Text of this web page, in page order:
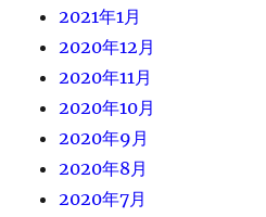
2021年1月
2020年12月
2020年11月
2020年10月
2020年9月
2020年8月
2020年7月